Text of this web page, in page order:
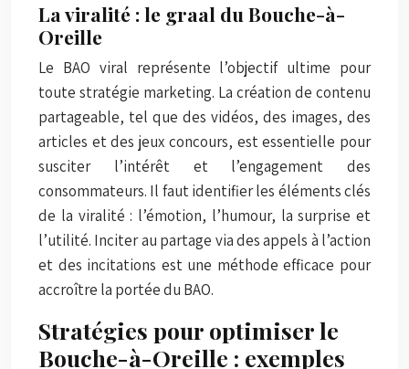
La viralité : le graal du Bouche-à-
Oreille
Le BAO viral représente l’objectif ultime pour
toute stratégie marketing. La création de contenu
partageable, tel que des vidéos, des images, des
articles et des jeux concours, est essentielle pour
susciter l’intérêt et l’engagement des
consommateurs. Il faut identifier les éléments clés
de la viralité : l’émotion, l’humour, la surprise et
l’utilité. Inciter au partage via des appels à l’action
et des incitations est une méthode efficace pour
accroître la portée du BAO.
Stratégies pour optimiser le
Bouche-à-Oreille : exemples